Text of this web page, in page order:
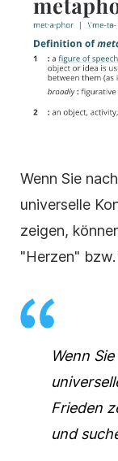
Wenn Sie
universelle
zeigen,
"Herzen"
Wenn
Frieden
und